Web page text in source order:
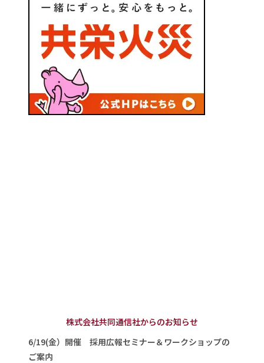
株式会社共同通信社からのお知らせ
6/19(金）開催 採用広報セミナー＆ワークショップの
ご案内